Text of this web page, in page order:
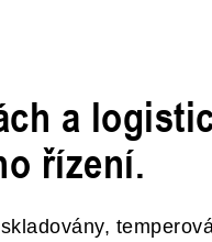
a
řízení.